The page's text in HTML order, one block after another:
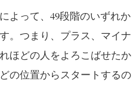
よって、49段階のいずれか
。つまり、プラス、マイナ
ほどの人をよろこばせたか
の位置からスタートするの